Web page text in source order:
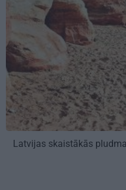
Latvijas skaistākās